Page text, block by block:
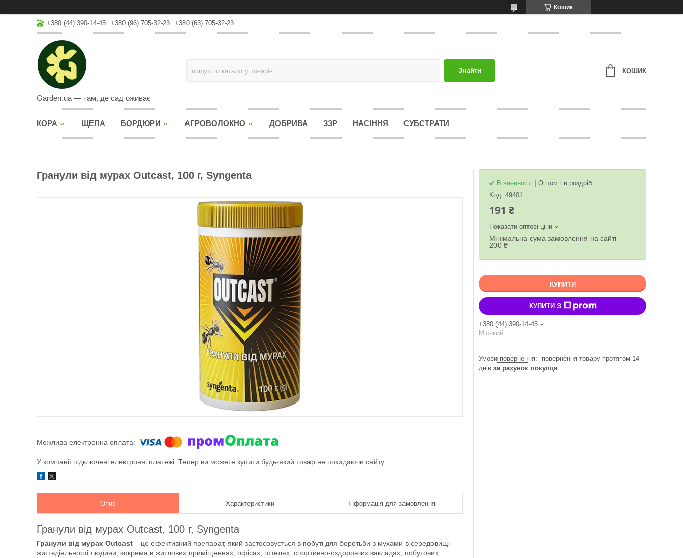
Кошик
+380 (44) 390-14-45 +380 (96) 705-32-23 +380 (63) 705-32-23
Garden.ua — там, де сад оживає
Знайти КОШИК
КОРА ЩЕПА БОРДЮРИ АГРОВОЛОКНО ДОБРИВА ЗЗР НАСІННЯ СУБСТРАТИ
Гранули від мурах Outcast, 100 г, Syngenta
У компанії підключені електронні платежі. Тепер ви можете купити будь-який товар не покидаючи сайту.
Опис Характеристики Інформація для замовлення
Гранули від мурах Outcast, 100 г, Syngenta
Гранули від мурах Outcast – це ефективний препарат, який застосовується в побуті для боротьби з мухами в середовищі
життєдіяльності людини, зокрема в житлових приміщеннях, офісах, готелях, спортивно-оздоровчих закладах, побутових
В наявності
Оптом і в роздріб
Код: 49401
191 ₴
Показати оптові ціни
Мінімальна сума замовлення на сайті —
200 ₴
КУПИТИ
КУПИТИ З
+380 (44) 390-14-45
Міський
повернення товару протягом 14
днів за рахунок покупця